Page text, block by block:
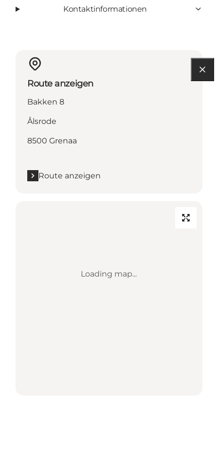
Kontaktinformationen
Route anzeigen
Bakken 8
Ålsrode
8500 Grenaa
Route anzeigen
Loading map...